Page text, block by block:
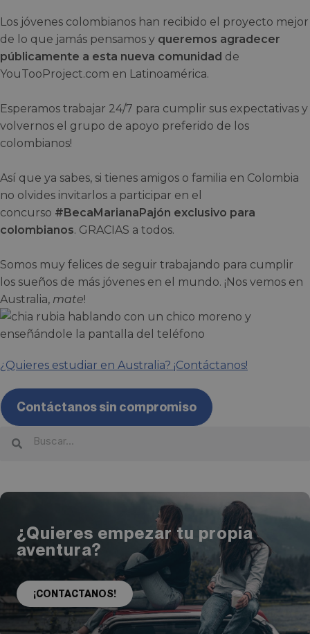
Los jóvenes colombianos han recibido el proyecto mejor
de lo que jamás pensamos y queremos agradecer
públicamente a esta nueva comunidad de
YouTooProject.com en Latinoamérica.
Esperamos trabajar 24/7 para cumplir sus expectativas y
volvernos el grupo de apoyo preferido de los
colombianos!
Así que ya sabes, si tienes amigos o familia en Colombia
no olvides invitarlos a participar en el
concurso #BecaMarianaPajón exclusivo para
colombianos. GRACIAS a todos.
Somos muy felices de seguir trabajando para cumplir
los sueños de más jóvenes en el mundo. ¡Nos vemos en
Australia, mate!
¿Quieres estudiar en Australia? ¡Contáctanos!
Contáctanos sin compromiso
¿Quieres empezar tu propia
aventura?
¡CONTACTANOS!